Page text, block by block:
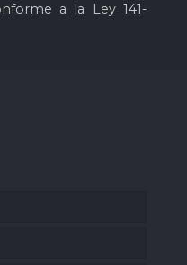
a la Ley 141-